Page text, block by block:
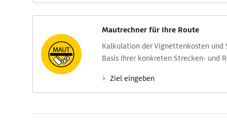
Mautrechner für Ihre Route
Kalkulation der Vignettenkosten und
Basis Ihrer konkreten Strecken- und
Ziel eingeben